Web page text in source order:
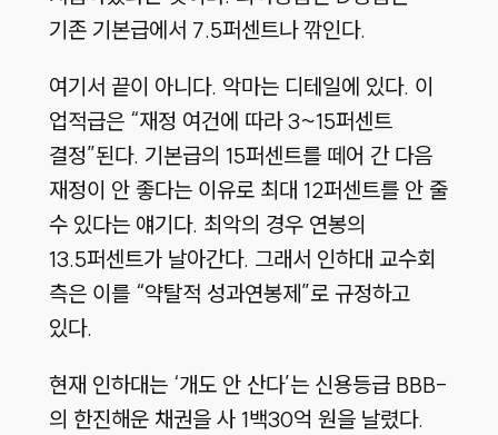
기존 기본급에서 7.5퍼센트나 깎인다.
여기서 끝이 아니다. 악마는 디테일에 있다. 이
업적급은 “재정 여건에 따라 3~15퍼센트
결정”된다. 기본급의 15퍼센트를 떼어 간 다음
재정이 안 좋다는 이유로 최대 12퍼센트를 안 줄
수 있다는 얘기다. 최악의 경우 연봉의
13.5퍼센트가 날아간다. 그래서 인하대 교수회
측은 이를 “약탈적 성과연봉제”로 규정하고
있다.
현재 인하대는 ‘개도 안 산다’는 신용등급 BBB-
의 한진해운 채권을 사 1백30억 원을 날렸다.